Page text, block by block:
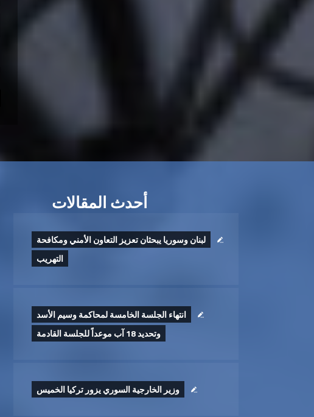
أحدث المقالات
لبنان وسوريا يبحثان تعزيز التعاون الأمني ومكافحة
التهريب
انتهاء الجلسة الخامسة لمحاكمة وسيم الأسد
وتحديد 18 آب موعداً للجلسة القادمة
وزير الخارجية السوري يزور تركيا الخميس